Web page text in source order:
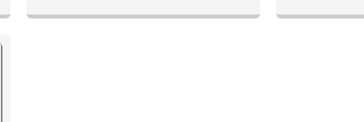
de produits en alumi